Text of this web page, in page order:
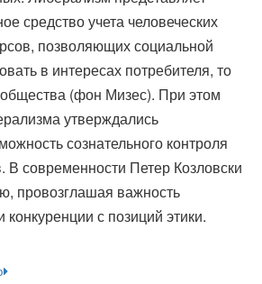
средство учета человеческих
позволяющих социальной
в интересах потребителя, то
(фон Мизес). При этом
утверждались
сознательного контроля
современности Петер Козловски
провозглашая важность
конкуренции с позиций этики.